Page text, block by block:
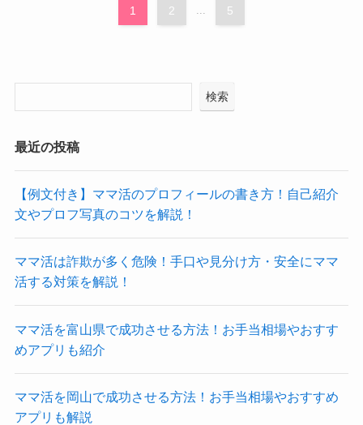
1 2 ... 5
検索
最近の投稿
【例文付き】ママ活のプロフィールの書き方！自己紹介
文やプロフ写真のコツを解説！
ママ活は詐欺が多く危険！手口や見分け方・安全にママ
活する対策を解説！
ママ活を富山県で成功させる方法！お手当相場やおすす
めアプリも紹介
ママ活を岡山で成功させる方法！お手当相場やおすすめ
アプリも解説